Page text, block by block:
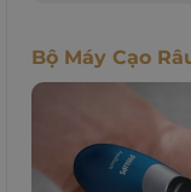
Bộ Máy Cạo